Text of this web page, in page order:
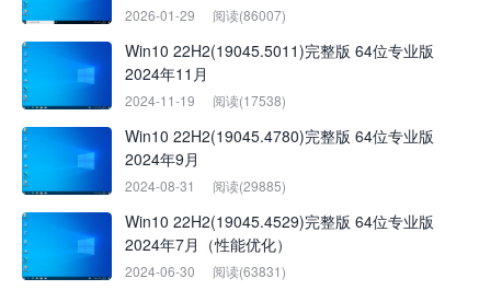
2026-01-29 阅读(86007)
Win10 22H2(19045.5011)完整版 64位专业版
2024年11月
2024-11-19 阅读(17538)
Win10 22H2(19045.4780)完整版 64位专业版
2024年9月
2024-08-31 阅读(29885)
Win10 22H2(19045.4529)完整版 64位专业版
2024年7月（性能优化）
2024-06-30 阅读(63831)